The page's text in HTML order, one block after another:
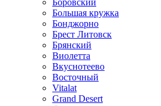
Боровский
Большая кружка
Бонджорно
Брест Литовск
Брянский
Виолетта
Вкуснотеево
Восточный
Vitalat
Grand Desert